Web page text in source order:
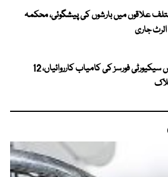
علاقوں میں بارشوں کی پیشگوئی، محکمہ
جاری
بلوچستان میں سیکیورٹی فورسز کی کامیاب کارروائیاں، 12